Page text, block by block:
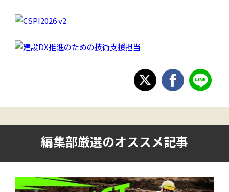
編集部厳選のオススメ記事